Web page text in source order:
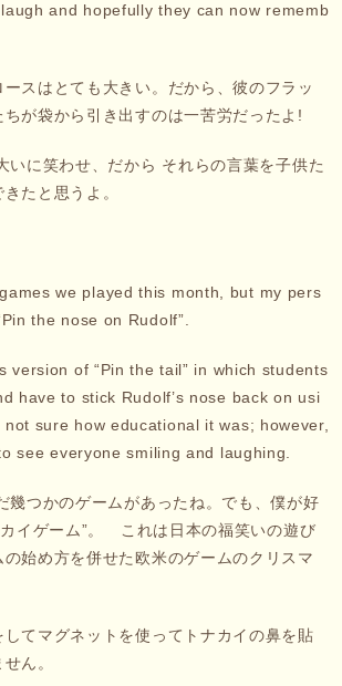
and hopefully they can now rememb
スはとても大きい。だから、彼のフラッ
が袋から引き出すのは一苦労だったよ!
いに笑わせ、だから それらの言葉を子供た
たと思うよ。
we played this month, but my pers
the nose on Rudolf”.
version of “Pin the tail” in which students
have to stick Rudolf’s nose back on usi
sure how educational it was; however,
see everyone smiling and laughing.
幾つかのゲームがあったね。でも、僕が好
イゲーム”。 これは日本の福笑いの遊び
始め方を併せた欧米のゲームのクリスマ
てマグネットを使ってトナカイの鼻を貼
ん。